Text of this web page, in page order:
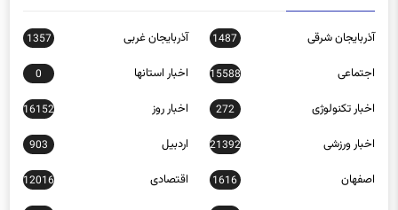
آذربایجان شرقی 1487 آذربایجان غربی 1357
اجتماعی 15588 اخبار استانها 0
اخبار تکنولوژی 272 اخبار روز 16152
اخبار ورزشی 21392 اردبیل 903
اصفهان 1616 اقتصادی 12016